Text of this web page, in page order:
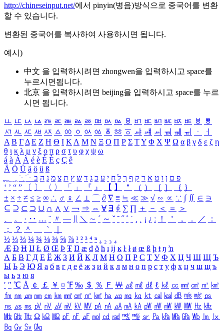
http://chineseinput.net/에서 pinyin(병음)방식으로 중국어를 변환
할 수 있습니다.
변환된 중국어를 복사하여 사용하시면 됩니다.
예시)
中文 을 입력하시려면 zhongwen을 입력하시고 space를
누르시면됩니다.
北京 을 입력하시려면 beijing을 입력하시고 space를 누르
시면 됩니다.
ㅥ ㅦ ㅧ ㅨ ㅩ ㅪ ㅫ ㅬ ㅭ ㅮ ㅯ ㅰ ㅱ ㅲ ㅳ ㅴ ㅵ ㅶ ㅷ ㅸ
ㅹ
ㅺ ㅻ ㅼ ㅽ ㅾ ㅿ ㆀ ㆁ ㆂ ㆃ ㆄ ㆅ ㆆ ㆇ ㆈ ㆉ ㆊ ㆋ ㆌ ㆍ
ㆎ
Α Β ΓΔ Ε Ζ Η Θ Ι ΚΛ Μ Ν Ξ Ο Π Ρ Σ ΤΥ Φ Χ Ψ Ω α β γ δ ε ζ η
θ ι κ λ μ ν ξ ο π ρ σ τ υ φ χ ψ ω
á à Á À é è É È ç Ç ê
Ä Ö Ü ä ö ü ß
ִֶֹ ֻּ ׁׂ פ ם ן ו ט א ר ק ף ך ל ח י ע כ ג ד ש ץ ת צ מ נ ה ב
‘ ’ “ ” 〔 〕 〈 〉 「 」 『 』 【 】 ＂ （ ） ［ ］ ｛ ｝
± × ÷ ≠ ≤ ≥ ∞ ∴ ♂ ♀ ∠ ⊥ ⌒ ∂ ∇ ≡ ≒ ≪ ≫ √ ∽ ∝ ∵ ∫ ∬ ∈ ∋
⊆ ⊇ ⊂ ⊃ ∪ ∩ ∧ ∨ ￢ ⇒ ⇔ ∀ ∃ ∮ ∑ ∏ ＋ － ＜ ＝
＞
、
。 · ‥ … ¨ 〃 ― ＼ ∼ ´ ～ ˇ ˘ ˝ ˚ ˙ ¸ ¡ ¿ ː ！ ＇ ， ． ／
：
；
？ ＾ ｀
½ ⅓ ⅔ ¼ ¾ ⅛ ⅜ ⅝ ⅞ ¹ ² ³ ⁴ ⁿ ₁ ₂ ₃ ₄
Æ Ð Ħ Ĳ Ł Ø Œ Þ Ŧ Ŋ æ đ ð ħ ı ĳ ĸ ŀ ł ø œ ß þ ŧ ŋ ŉ
А Б В Г Д Е Ё Ж З И Й К Л М Н О П Р С Т У Ф Х Ц Ч Ш Щ Ъ
Ы Ь Э Ю Я а б в г д е ё ж з и й к л м н о п р с т у ф х ц ч ш щ ъ
ы ь э ю я
′ ″ ℃ Å ￠ ￡ ￥ ¤ ℉ ‰ ＄ ％ Ｆ ￦ ㎕ ㎖ ㎗ ℓ ㎘ ㏄ ㎣ ㎤ ㎥ ㎦
㎙ ㎚ ㎛ ㎜ ㎝ ㎞ ㎟ ㎠ ㎡ ㎢ ㏊ ㎍ ㎎ ㎏ ㏏ ㎈ ㎉ ㏈ ㎧ ㎨ ㎰
㎱ ㎲ ㎳ ㎴ ㎵ ㎶ ㎷ ㎸ ㎹ ㎀ ㎁ ㎂ ㎃ ㎄ ㎺ ㎻ ㎽ ㎾ ㎿ ㎐ ㎑
㎒ ㎓ ㎔ Ω ㏀ ㏁ ㎊ ㎋ ㎌ ㏖ ㏅ ㎭ ㎮ ㎯ ㏛ ㎩ ㎪ ㎫ ㎬ ㏝ ㏐
㏓
㏃ ㏉ ㏜ ㏆